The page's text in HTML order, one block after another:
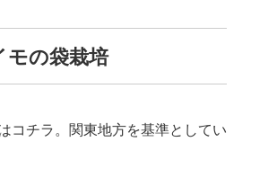
モの袋栽培
コチラ。関東地方を基準としてい